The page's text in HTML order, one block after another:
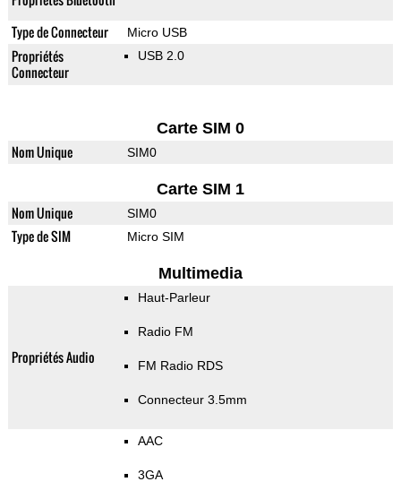
Type de Connecteur Micro USB
Propriétés
Connecteur
USB 2.0
Carte SIM 0
Nom Unique SIM0
Carte SIM 1
Nom Unique SIM0
Type de SIM Micro SIM
Multimedia
Propriétés Audio
Haut-Parleur
Radio FM
FM Radio RDS
Connecteur 3.5mm
AAC
3GA